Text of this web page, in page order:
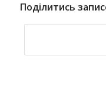
Поділитись